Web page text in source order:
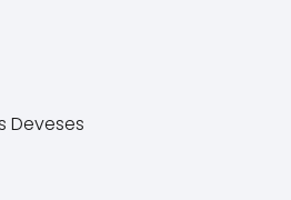
Deveses